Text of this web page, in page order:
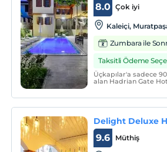
Çok iyi
8.0
Kaleiçi,
Zumbara ile
Taksitli Ödeme
Üçkapılar'a sadece
alan Hadrian Gate
mevcuttur. Konyaaltı
mesafededir.
Delight Deluxe
Müthiş
9.6